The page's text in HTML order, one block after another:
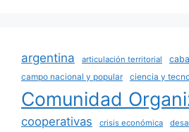
argentina articulación territorial
caba
campo nacional y popular
ciencia y
Comunidad
cooperativas crisis económica